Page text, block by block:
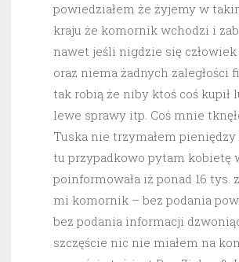
powiedziałem że żyjemy w
kraju że komornik wchodzi i
nawet jeśli nigdzie się człowiek
oraz niema żadnych zaległości
tak robią że niby ktoś coś kupił
lewe sprawy itp. Coś mnie
Tuska nie trzymałem pieniędzy
tu przypadkowo pytam kobietę
poinformowała iż ponad 16 tys.
mi komornik – bez podania
bez podania informacji
szczęście nic nie miałem na